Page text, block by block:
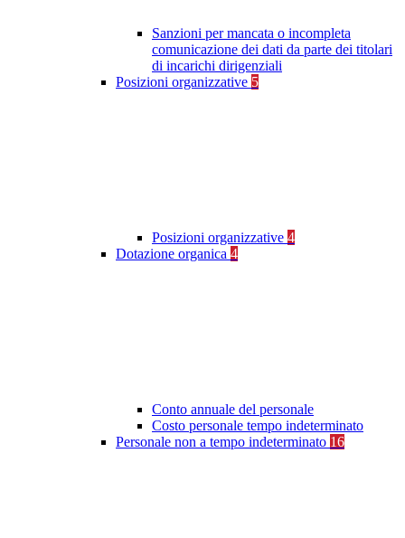
Sanzioni per mancata o incompleta
comunicazione dei dati da parte dei titolari
di incarichi dirigenziali
Posizioni organizzative 5
Posizioni organizzative 4
Dotazione organica 4
Conto annuale del personale
Costo personale tempo indeterminato
Personale non a tempo indeterminato 16